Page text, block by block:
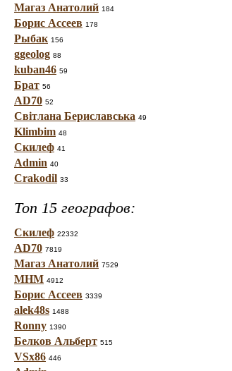
Магаз Анатолий 184
Борис Ассеев 178
Рыбак 156
ggeolog 88
kuban46 59
Брат 56
AD70 52
Світлана Бериславська 49
Klimbim 48
Скилеф 41
Admin 40
Crakodil 33
Топ 15 географов:
Скилеф 22332
AD70 7819
Магаз Анатолий 7529
МНМ 4912
Борис Ассеев 3339
alek48s 1488
Ronny 1390
Белков Альберт 515
VSx86 446